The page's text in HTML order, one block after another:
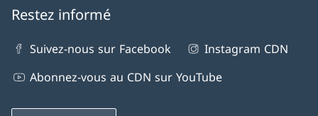
Restez informé
Suivez-nous sur Facebook
Instagram CDN
Abonnez-vous au CDN sur YouTube